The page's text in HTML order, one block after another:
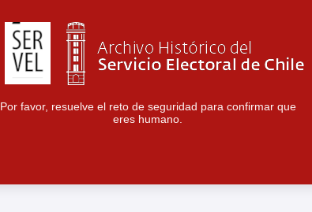
Por favor, resuelve el reto de seguridad para confirmar que
eres humano.